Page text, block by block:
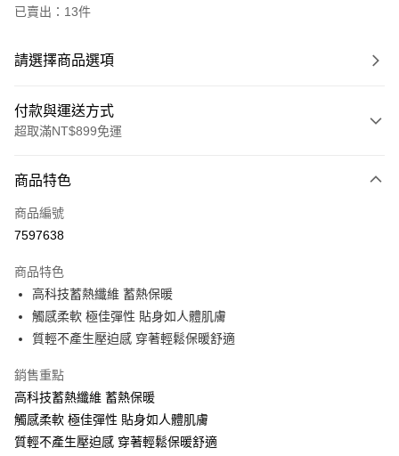
已賣出：13件
請選擇商品選項
付款與運送方式
超取滿NT$899免運
信用卡一次付款
超商取貨付款
街口支付
悠遊付
相關說明
【關於「AFTEE先享後付」】
AFTEE先享後付是「在收到商品之後才付款」的支付方式。 讓您購物簡單
便利好安心！
１．簡單：不需註冊會員、不需綁卡、不需儲值。
ATM付款
商品特色
商品編號
7597638
商品特色
高科技蓄熱纖維 蓄熱保暖
觸感柔軟 極佳彈性 貼身如人體肌膚
質輕不產生壓迫感 穿著輕鬆保暖舒適
銷售重點
高科技蓄熱纖維 蓄熱保暖
觸感柔軟 極佳彈性 貼身如人體肌膚
質輕不產生壓迫感 穿著輕鬆保暖舒適